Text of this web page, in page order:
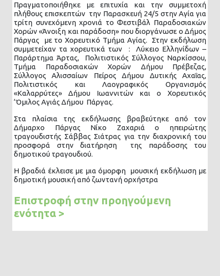
Πραγματοποιήθηκε με επιτυχία και την συμμετοχή
πλήθους επισκεπτών την Παρασκευή 24/5 στην Αγία για
τρίτη συνεχόμενη χρονιά το Φεστιβάλ Παραδοσιακών
Χορών «Άνοιξη και παράδοση» που διοργάνωσε ο Δήμος
Πάργας με το Χορευτικό Τμήμα Αγίας. Στην εκδήλωση
συμμετείχαν τα χορευτικά των : Λύκειο Ελληνίδων –
Παράρτημα Άρτας, Πολιτιστικός Σύλλογος Ναρκίσσου,
Τμήμα Παραδοσιακών Χορών Δήμου Πρέβεζας,
Σύλλογος Αλισσαίων Πείρος Δήμου Δυτικής Αχαΐας,
Πολιτιστικός και Λαογραφικός Οργανισμός
«Καλαρρύτες» Δήμου Ιωαννιτών και ο Χορευτικός
‘Όμιλος Αγιάς Δήμου Πάργας.
Στα πλαίσια της εκδήλωσης βραβεύτηκε από τον
Δήμαρχο Πάργας Νίκο Ζαχαριά ο ηπειρώτης
τραγουδιστής Σάββας Σιάτρας για την διαχρονική του
προσφορά στην διατήρηση της παράδοσης του
δημοτικού τραγουδιού.
Η βραδιά έκλεισε με μια όμορφη μουσική εκδήλωση με
δημοτική μουσική από ζωντανή ορχήστρα
Επιστροφή στην προηγούμενη
ενότητα >